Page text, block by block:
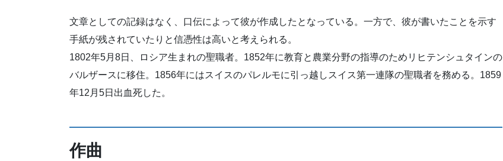
文章としての記録はなく、口伝によって彼が作成したとなっている。一方で、彼が書いたことを示す
手紙が残されていたりと信憑性は高いと考えられる。
1802年5月8日、ロシア生まれの聖職者。1852年に教育と農業分野の指導のためリヒテンシュタインの
バルザースに移住。1856年にはスイスのパレルモに引っ越しスイス第一連隊の聖職者を務める。1859
年12月5日出血死した。
作曲